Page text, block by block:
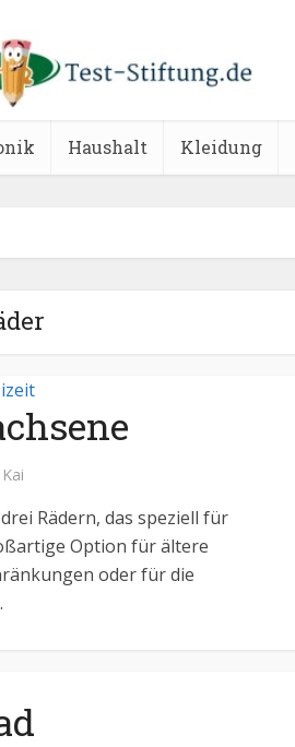
Haushalt Kleidung
Kai
Rädern, das speziell für
Option für ältere
oder für die